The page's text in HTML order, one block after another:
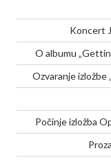
Koncert
O albumu
Ozvaranje
Počinje izložba